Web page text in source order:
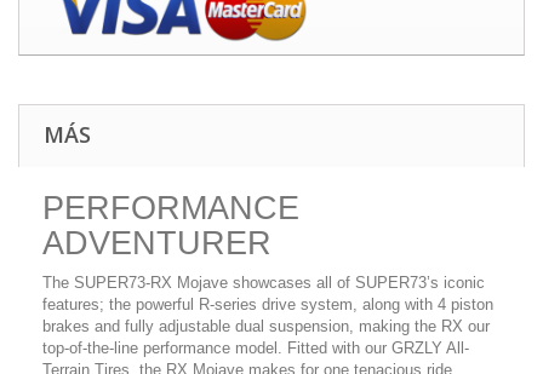
MÁS
PERFORMANCE
ADVENTURER
The SUPER73-RX Mojave showcases all of SUPER73’s iconic
features; the powerful R-series drive system, along with 4 piston
brakes and fully adjustable dual suspension, making the RX our
top-of-the-line performance model. Fitted with our GRZLY All-
Terrain Tires, the RX Mojave makes for one tenacious ride.